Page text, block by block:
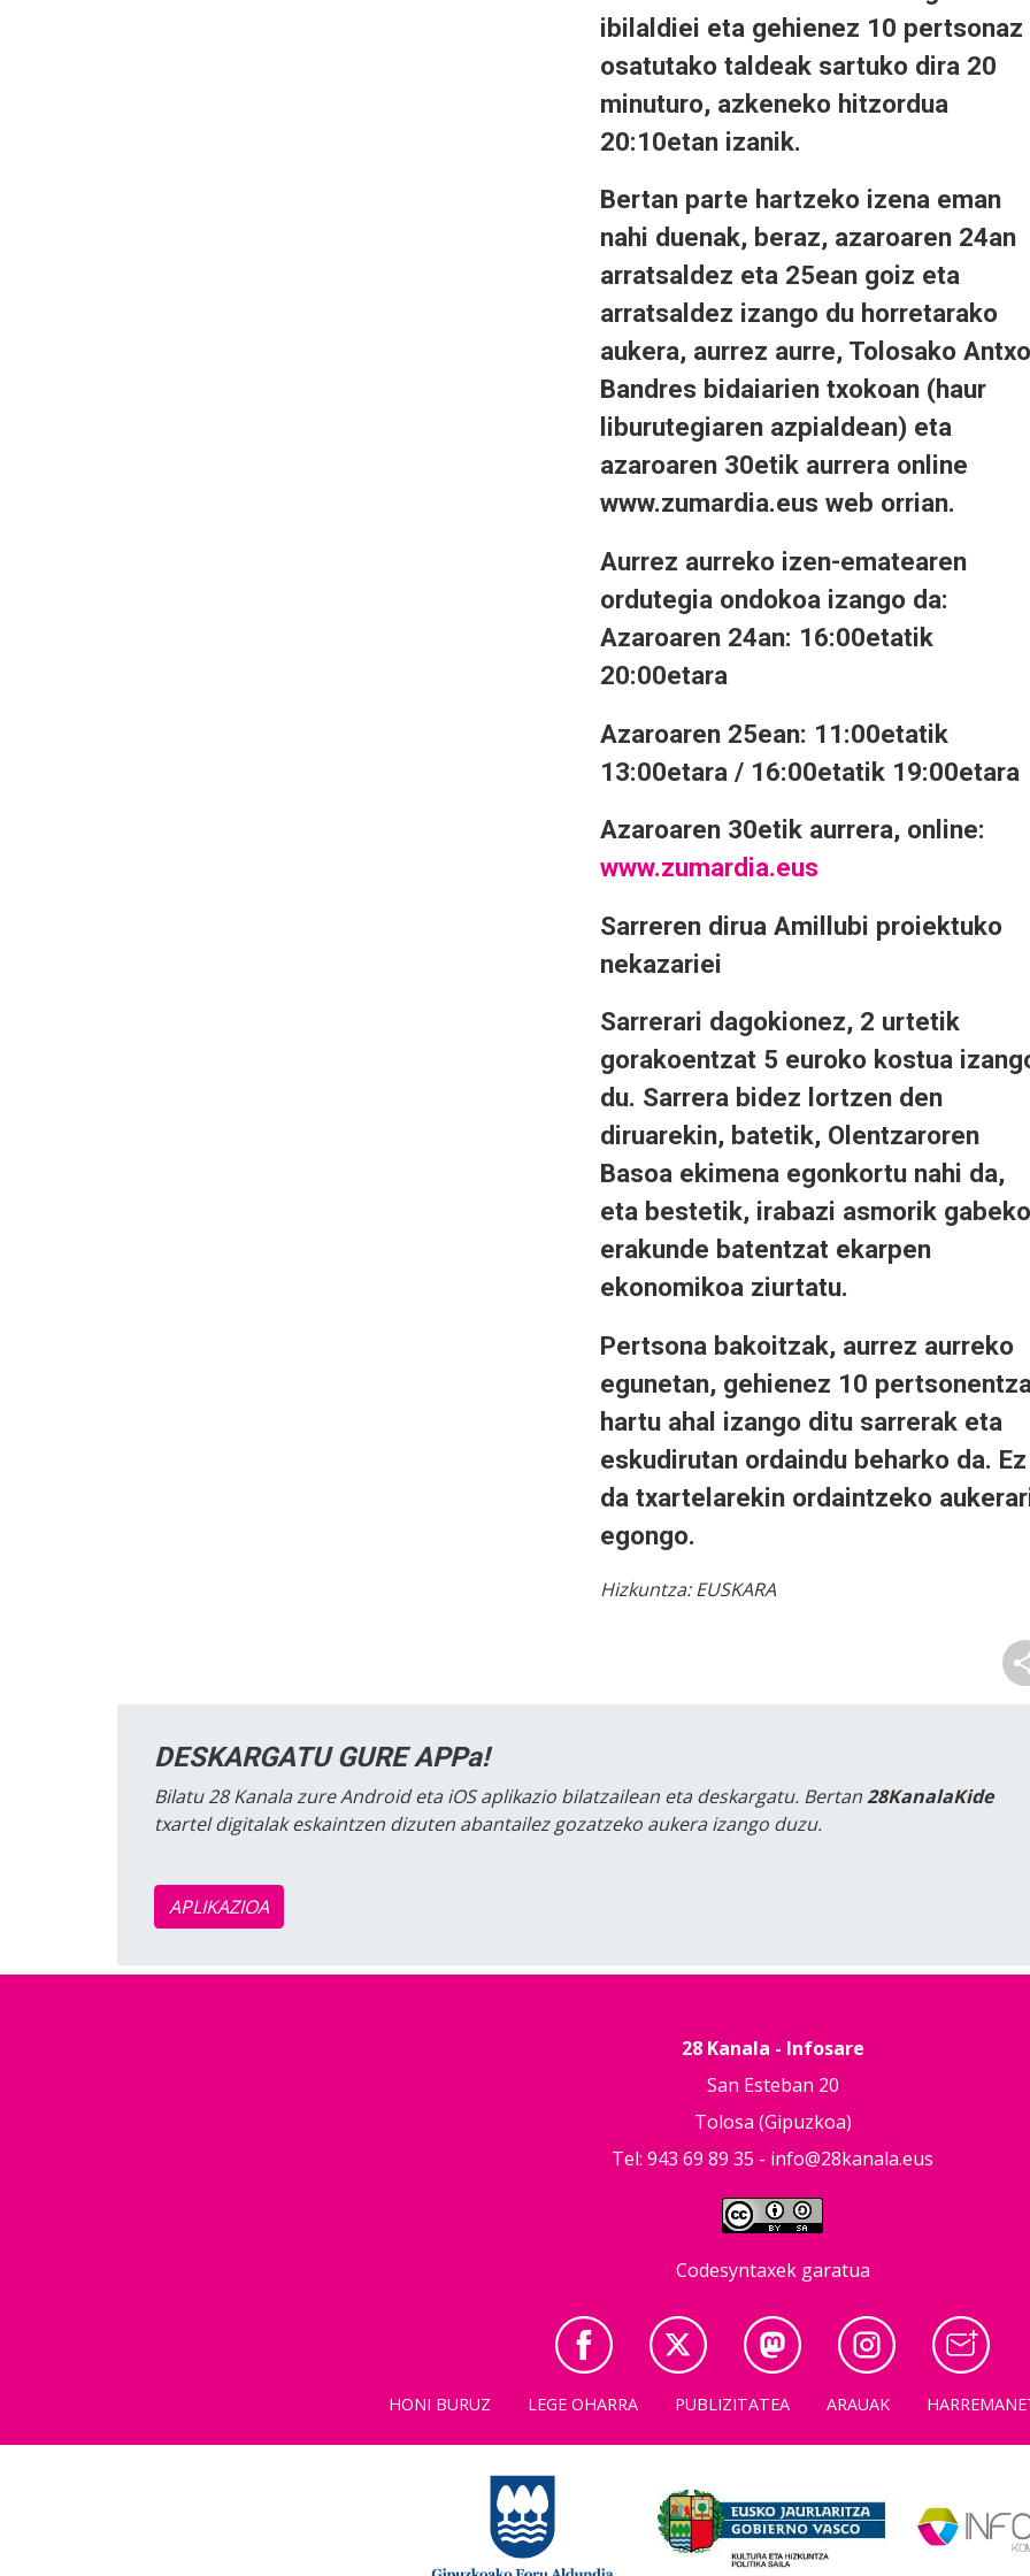
ibilaldiei eta gehienez 10 pertsonaz
osatutako taldeak sartuko dira 20
minuturo, azkeneko hitzordua
20:10etan izanik.
Bertan parte hartzeko izena eman
nahi duenak, beraz, azaroaren 24an
arratsaldez eta 25ean goiz eta
arratsaldez izango du horretarako
aukera, aurrez aurre, Tolosako
Bandres bidaiarien txokoan (haur
liburutegiaren azpialdean) eta
azaroaren 30etik aurrera online
www.zumardia.eus web orrian.
Aurrez aurreko izen-ematearen
ordutegia ondokoa izango da:
Azaroaren 24an: 16:00etatik
20:00etara
Azaroaren 25ean: 11:00etatik
13:00etara / 16:00etatik 19:00etara
Azaroaren 30etik aurrera, online:
www.zumardia.eus
Sarreren dirua Amillubi proiektuko
nekazariei
Sarrerari dagokionez, 2 urtetik
gorakoentzat 5 euroko kostua
du. Sarrera bidez lortzen den
diruarekin, batetik, Olentzaroren
Basoa ekimena egonkortu nahi da,
eta bestetik, irabazi asmorik gabeko
erakunde batentzat ekarpen
ekonomikoa ziurtatu.
Pertsona bakoitzak, aurrez aurreko
egunetan, gehienez 10
hartu ahal izango ditu sarrerak eta
eskudirutan ordaindu beharko da. Ez
da txartelarekin ordaintzeko
egongo.
Hizkuntza:EUSKARA
DESKARGATU GURE APPa!
Bilatu 28 Kanala zure Android eta iOS aplikazio bilatzailean eta deskargatu. Bertan28KanalaKide
txartel digitalak eskaintzen dizuten abantailez gozatzeko aukera izango duzu.
APLIKAZIOA
28 Kanala - Infosare
San Esteban 20
Tolosa (Gipuzkoa)
Tel: 943 69 89 35 - info@28kanala.eus
Codesyntaxek garatua
HONI BURUZ LEGE OHARRA PUBLIZITATEA ARAUAK